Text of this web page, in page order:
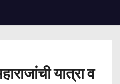
यात्रा व